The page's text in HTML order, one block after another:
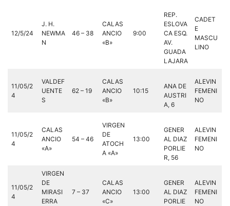
12/5/24
J. H.
NEWMA
N
46 – 38
CALAS
ANCIO
«B»
9:00
REP.
ESLOVA
CA ESQ.
AV.
GUADA
LAJARA
CADET
E
MASCU
LINO
11/05/2
4
VALDEF
UENTE
S
62 – 19
CALAS
ANCIO
«B»
10:15
ANA DE
AUSTRI
A, 6
ALEVIN
FEMENI
NO
11/05/2
4
CALAS
ANCIO
«A»
54 – 46
VIRGEN
DE
ATOCH
A «A»
13:00
GENER
AL DIAZ
PORLIE
R, 56
ALEVIN
FEMENI
NO
11/05/2
4
VIRGEN
DE
MIRASI
ERRA
7 – 37
CALAS
ANCIO
«C»
13:00
GENER
AL DIAZ
PORLIE
ALEVIN
FEMENI
NO